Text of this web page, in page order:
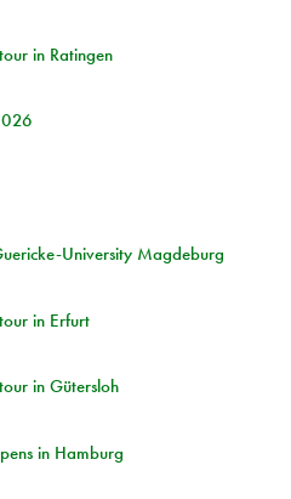
in Ratingen
University Magdeburg
in Erfurt
in Gütersloh
in Hamburg